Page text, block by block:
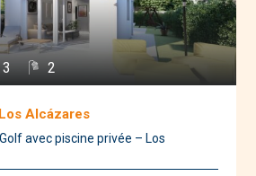
3 2
Los Alcázares
avec piscine privée – Los